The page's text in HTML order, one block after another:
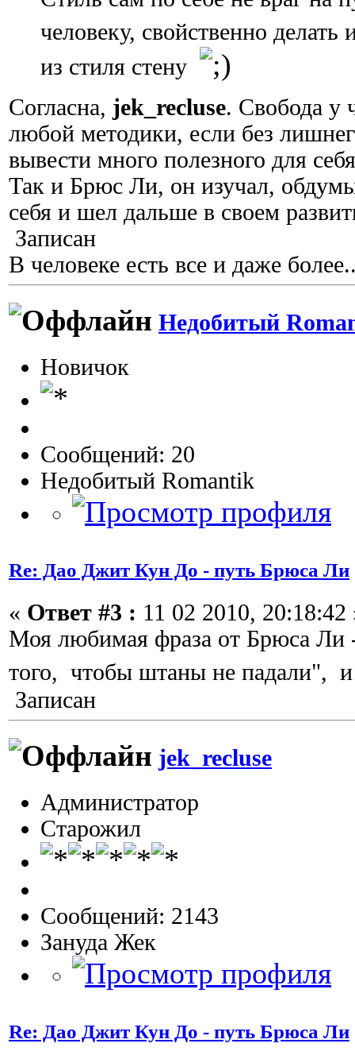
человеку, свойственно
из стиля стену
Согласна, jek_recluse. Свобода у
любой методики, если без
вывести много полезного для
Так и Брюс Ли, он изучал,
себя и шел дальше в своем
Записан
В человеке есть все и даже
Недобитый
Новичок
Сообщений: 20
Недобитый Romantik
Re: Дао Джит Кун До - путь Брюса Ли
« Ответ #3 : 11 02 2010, 20:18:42
Моя любимая фраза от Брюса
того, чтобы штаны не падали",
Записан
jek_recluse
Администратор
Старожил
Сообщений: 2143
Зануда Жек
Re: Дао Джит Кун До - путь Брюса Ли